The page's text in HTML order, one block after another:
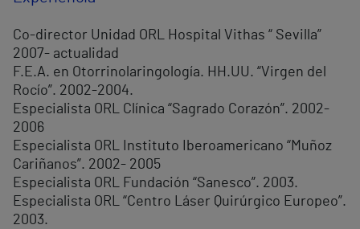
Co-director Unidad ORL Hospital Vithas “ Sevilla”
2007- actualidad
F.E.A. en Otorrinolaringología. HH.UU. “Virgen del
Rocío”. 2002-2004.
Especialista ORL Clínica “Sagrado Corazón”. 2002-
2006
Especialista ORL Instituto Iberoamericano “Muñoz
Cariñanos”. 2002- 2005
Especialista ORL Fundación “Sanesco”. 2003.
Especialista ORL “Centro Láser Quirúrgico Europeo”.
2003.